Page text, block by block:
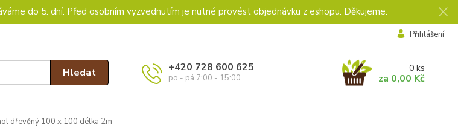
do 5. dní. Před osobním vyzvednutím je nutné provést objednávku z eshopu. Děkujeme.
Přihlášení
Hledat +420 728 600 625
po - pá 7:00 - 15:00
0 ks
za 0,00 Kč
dřevěný 100 x 100 délka 2m